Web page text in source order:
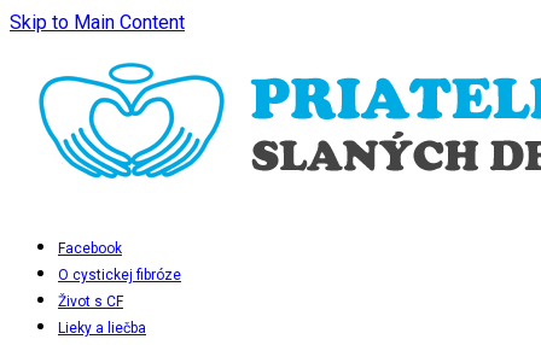
Skip to Main Content
Facebook
O cystickej fibróze
Život s CF
Lieky a liečba